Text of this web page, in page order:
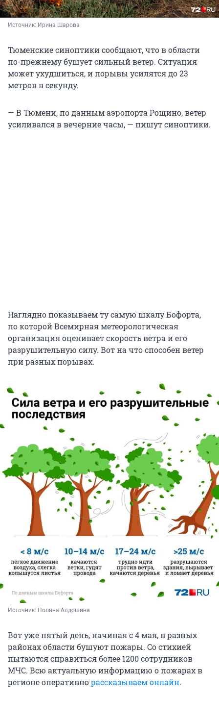
Источник: Ирина Шарова
Тюменские синоптики сообщают, что в области
по-прежнему бушует сильный ветер. Ситуация
может ухудшиться, и порывы усилятся до 23
метров в секунду.
— В Тюмени, по данным аэропорта Рощино, ветер
усиливался в вечерние часы, — пишут синоптики.
Наглядно показываем ту самую шкалу Бофорта,
по которой Всемирная метеорологическая
организация оценивает скорость ветра и его
разрушительную силу. Вот на что способен ветер
при разных порывах.
Источник: Полина Авдошина
Вот уже пятый день, начиная с 4 мая, в разных
районах области бушуют пожары. Со стихией
пытаются справиться более 1200 сотрудников
МЧС. Всю актуальную информацию о пожарах в
регионе оперативнорассказываем онлайн.